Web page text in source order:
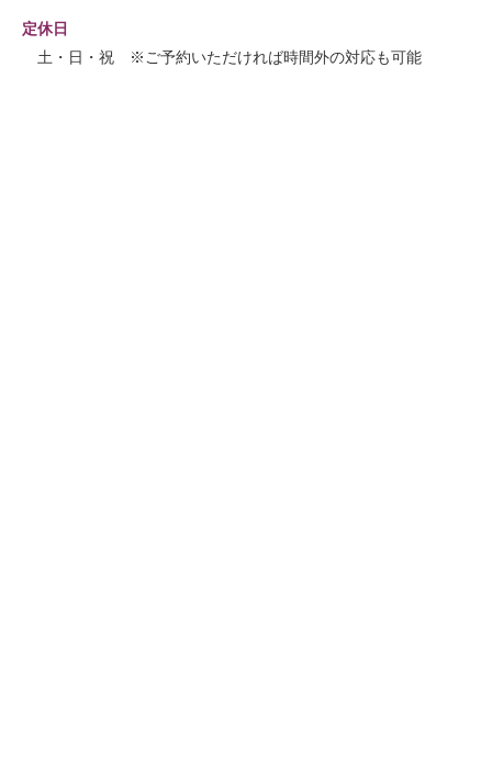
定休日
土・日・祝 ※ご予約いただければ時間外の対応も可能